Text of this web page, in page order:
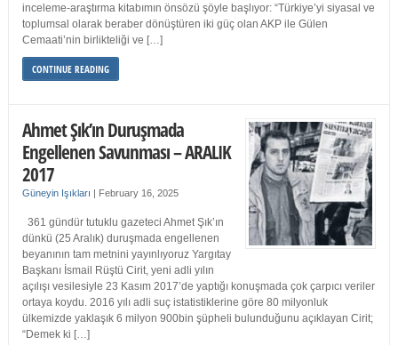
inceleme-araştırma kitabımın önsözü şöyle başlıyor: “Türkiye’yi siyasal ve
toplumsal olarak beraber dönüştüren iki güç olan AKP ile Gülen
Cemaati’nin birlikteliği ve […]
CONTINUE READING
Ahmet Şık’ın Duruşmada
Engellenen Savunması – ARALIK
2017
Güneyin Işıkları | February 16, 2025
361 gündür tutuklu gazeteci Ahmet Şık’ın
dünkü (25 Aralık) duruşmada engellenen
beyanının tam metnini yayınlıyoruz Yargıtay
Başkanı İsmail Rüştü Cirit, yeni adli yılın
açılışı vesilesiyle 23 Kasım 2017’de yaptığı konuşmada çok çarpıcı veriler
ortaya koydu. 2016 yılı adli suç istatistiklerine göre 80 milyonluk
ülkemizde yaklaşık 6 milyon 900bin şüpheli bulunduğunu açıklayan Cirit;
“Demek ki […]